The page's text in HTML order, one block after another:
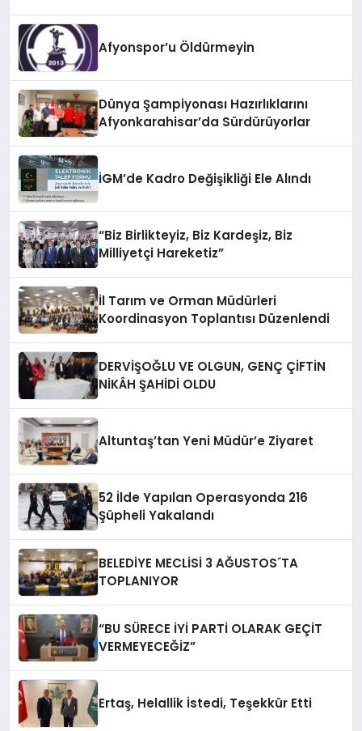
Afyonspor’u Öldürmeyin
Dünya Şampiyonası Hazırlıklarını
Afyonkarahisar’da Sürdürüyorlar
İGM’de Kadro Değişikliği Ele Alındı
“Biz Birlikteyiz, Biz Kardeşiz, Biz
Milliyetçi Hareketiz”
İl Tarım ve Orman Müdürleri
Koordinasyon Toplantısı Düzenlendi
DERVİŞOĞLU VE OLGUN, GENÇ ÇİFTİN
NİKÂH ŞAHİDİ OLDU
Altuntaş’tan Yeni Müdür’e Ziyaret
52 İlde Yapılan Operasyonda 216
Şüpheli Yakalandı
BELEDİYE MECLİSİ 3 AĞUSTOS´TA
TOPLANIYOR
“BU SÜRECE İYİ PARTİ OLARAK GEÇİT
VERMEYECEĞİZ”
Ertaş, Helallik İstedi, Teşekkür Etti